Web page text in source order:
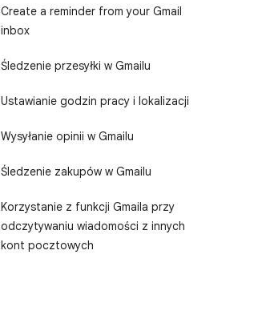
Create a reminder from your Gmail
inbox
Śledzenie przesyłki w Gmailu
Ustawianie godzin pracy i lokalizacji
Wysyłanie opinii w Gmailu
Śledzenie zakupów w Gmailu
Korzystanie z funkcji Gmaila przy
odczytywaniu wiadomości z innych
kont pocztowych